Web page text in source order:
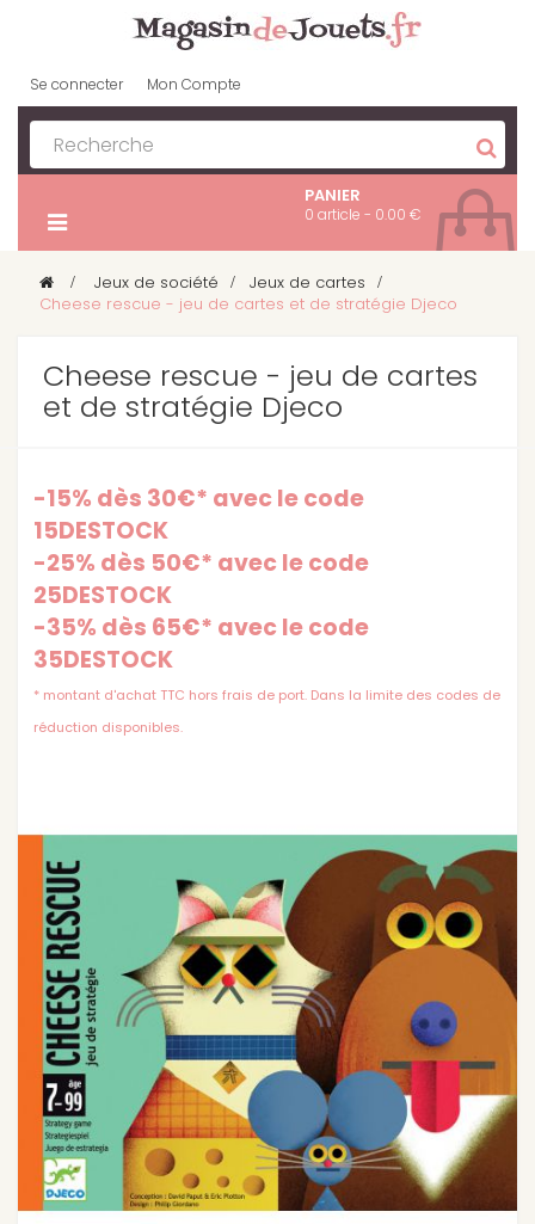
Se connecter Mon Compte
PANIER
0 article - 0.00 €
> Jeux de société > Jeux de cartes >
Cheese rescue - jeu de cartes et de stratégie Djeco
Cheese rescue - jeu de cartes
et de stratégie Djeco
-15% dès 30€* avec le code
15DESTOCK
-25% dès 50€* avec le code
25DESTOCK
-35% dès 65€* avec le code
35DESTOCK
* montant d'achat TTC hors frais de port. Dans la limite des codes de
réduction disponibles.